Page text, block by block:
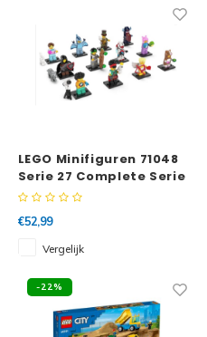
LEGO Minifiguren 71048
Serie 27 Complete Serie
€52,99
Vergelijk
-22%